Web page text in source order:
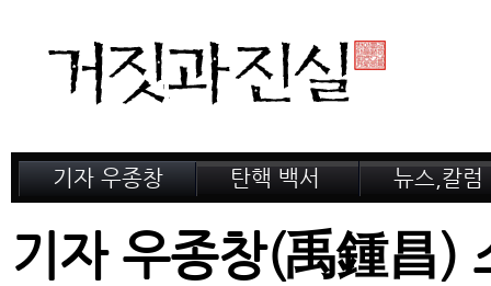
기자 우종창
저서 소개
감옥 이야기
탄핵 백서
거짓의 산
법정 녹취록
인터뷰
뉴스,칼럼
공지,새소식
정계 비화
전문가 칼럼
기자 우종창(禹鍾昌)